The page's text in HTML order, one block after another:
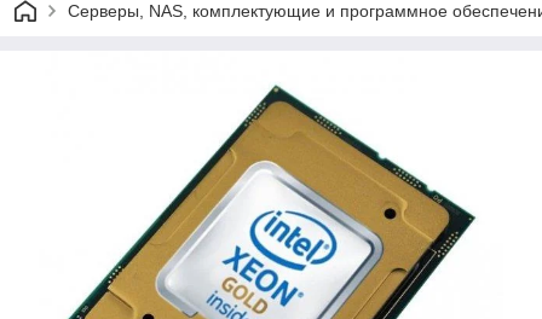
Серверы, NAS, комплектующие и программное